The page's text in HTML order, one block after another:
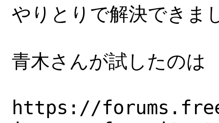
やりとりで解決できま
青木さんが試したのは
https://